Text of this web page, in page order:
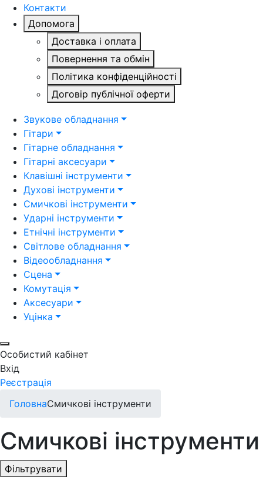
Контакти
Допомога
Доставка і оплата
Повернення та обмін
Політика конфіденційності
Договір публічної оферти
Звукове обладнання
Гітари
Гітарне обладнання
Гітарні аксесуари
Клавішні інструменти
Духові інструменти
Смичкові інструменти
Ударні інструменти
Етнічні інструменти
Світлове обладнання
Відеообладнання
Сцена
Комутація
Аксесуари
Уцінка
Особистий кабінет
Вхід
Реєстрація
ГоловнаСмичкові інструменти
Смичкові інструменти
Фільтрувати